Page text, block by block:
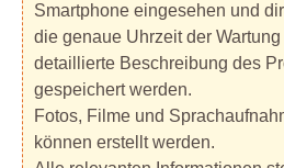
Smartphone eingesehen und
die genaue Uhrzeit der
detaillierte Beschreibung des
gespeichert werden.
Fotos, Filme und
können erstellt werden.